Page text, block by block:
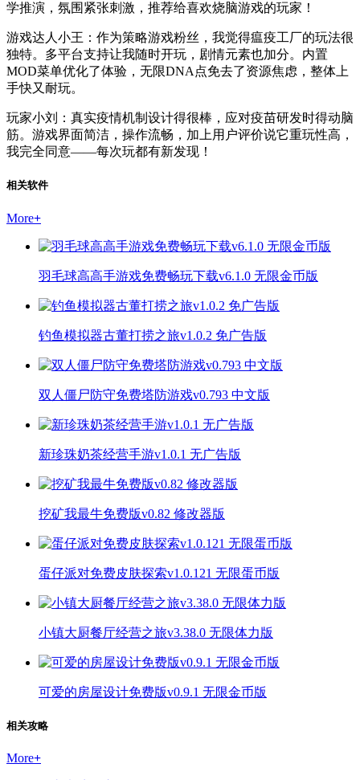
学推演，氛围紧张刺激，推荐给喜欢烧脑游戏的玩家！
游戏达人小王：作为策略游戏粉丝，我觉得瘟疫工厂的玩法很
独特。多平台支持让我随时开玩，剧情元素也加分。内置
MOD菜单优化了体验，无限DNA点免去了资源焦虑，整体上
手快又耐玩。
玩家小刘：真实疫情机制设计得很棒，应对疫苗研发时得动脑
筋。游戏界面简洁，操作流畅，加上用户评价说它重玩性高，
我完全同意——每次玩都有新发现！
相关软件
More+
羽毛球高高手游戏免费畅玩下载v6.1.0 无限金币版
钓鱼模拟器古董打捞之旅v1.0.2 免广告版
双人僵尸防守免费塔防游戏v0.793 中文版
新珍珠奶茶经营手游v1.0.1 无广告版
挖矿我最牛免费版v0.82 修改器版
蛋仔派对免费皮肤探索v1.0.121 无限蛋币版
小镇大厨餐厅经营之旅v3.38.0 无限体力版
可爱的房屋设计免费版v0.9.1 无限金币版
相关攻略
More+